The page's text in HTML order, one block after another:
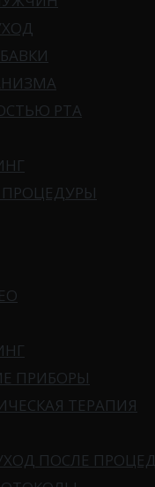
РТА
ПРИБОРЫ
ТЕРАПИЯ
ПОСЛЕ